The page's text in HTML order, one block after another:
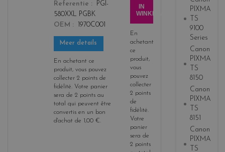
Referentie
PGI-
580XXL PGBK
OEM
1970C001
Meer details
En achetant ce
produit, vous pouvez
collecter 2 points de
fidélité. Votre panier
sera de 2 points au
total qui peuvent être
convertis en un bon
d'achat de 1,00 €.
IN
WINKELWAGEN
En
achetant
ce
produit,
vous
pouvez
collecter
2 points
de
fidélité.
Votre
panier
sera de
2 points
PIXMA
TS
9100
Series
Canon
PIXMA
TS
8150
Canon
PIXMA
TS
8151
Canon
PIXMA
TS